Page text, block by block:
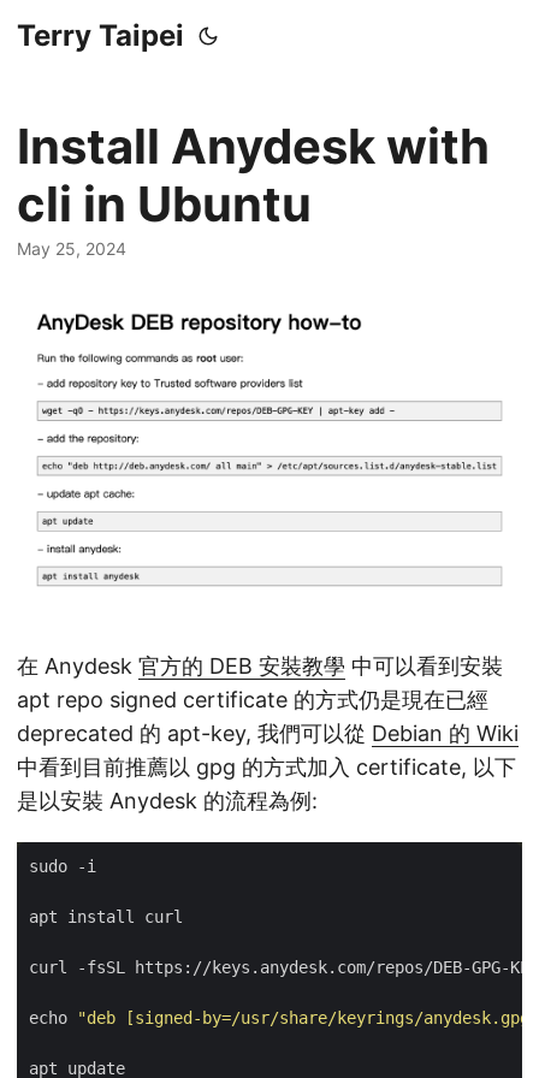
Terry Taipei
Install Anydesk with
cli in Ubuntu
May 25, 2024
在 Anydesk 官方的 DEB 安裝教學 中可以看到安裝
apt repo signed certificate 的方式仍是現在已經
deprecated 的 apt-key, 我們可以從 Debian 的 Wiki
中看到目前推薦以 gpg 的方式加入 certificate, 以下
是以安裝 Anydesk 的流程為例:
echo "deb [signed-by=/usr/share/keyrings/